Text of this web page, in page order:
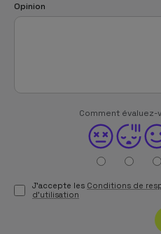
Opinion
Comment
J'accepte les Conditions de
d'utilisation